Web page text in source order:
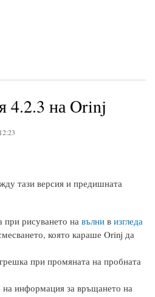
4.2.3 на Orinj
тази версия и предишната
рисуването на вълни в изгледа
която караше Orinj да
при промяната на пробната
на информация за връщането на